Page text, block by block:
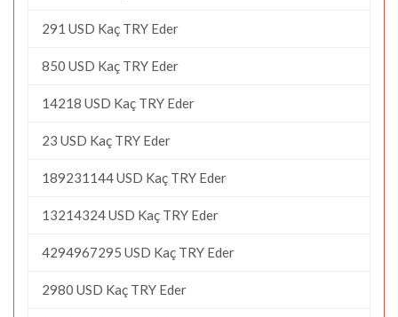
291 USD Kaç TRY Eder
850 USD Kaç TRY Eder
14218 USD Kaç TRY Eder
23 USD Kaç TRY Eder
189231144 USD Kaç TRY Eder
13214324 USD Kaç TRY Eder
4294967295 USD Kaç TRY Eder
2980 USD Kaç TRY Eder